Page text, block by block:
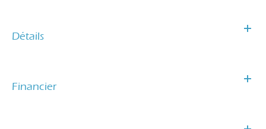
Détails
Financier